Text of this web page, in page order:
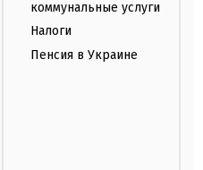
коммунальные услуги
Налоги
Пенсия в Украине